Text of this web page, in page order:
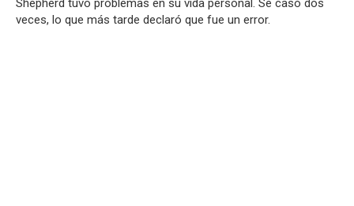
Shepherd tuvo problemas en su vida personal. Se casó dos
veces, lo que más tarde declaró que fue un error.